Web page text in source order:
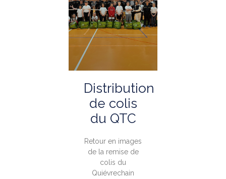
Distribution
de colis
du QTC
Retour en images
de la remise de
colis du
Quiévrechain